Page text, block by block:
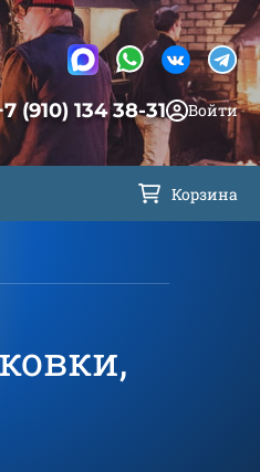
(910) 134 38-31 Войти
Корзина